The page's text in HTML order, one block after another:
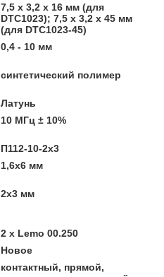
7,5 х 3,2 х 16 мм (для
DTC1023); 7,5 х 3,2 х 45 мм
(для DTC1023-45)
0,4 - 10 мм
синтетический полимер
Латунь
10 МГц ± 10%
П112-10-2х3
1,6х6 мм
2х3 мм
2 х Lemo 00.250
Новое
контактный, прямой,